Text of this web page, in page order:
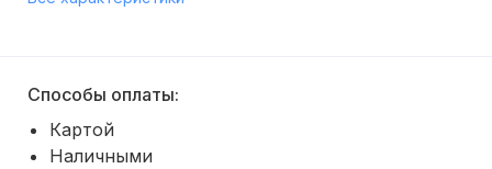
Способы оплаты:
Картой
Наличными